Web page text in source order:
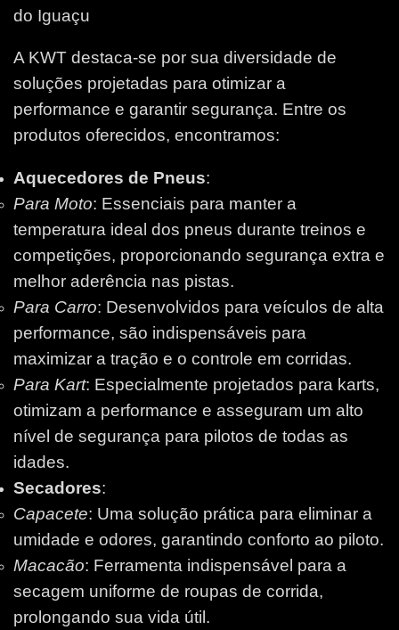
do Iguaçu
A KWT destaca-se por sua diversidade de
soluções projetadas para otimizar a
performance e garantir segurança. Entre os
produtos oferecidos, encontramos:
Aquecedores de Pneus:
Para Moto: Essenciais para manter a
temperatura ideal dos pneus durante treinos e
competições, proporcionando segurança extra e
melhor aderência nas pistas.
Para Carro: Desenvolvidos para veículos de alta
performance, são indispensáveis para
maximizar a tração e o controle em corridas.
Para Kart: Especialmente projetados para karts,
otimizam a performance e asseguram um alto
nível de segurança para pilotos de todas as
idades.
Secadores:
Capacete: Uma solução prática para eliminar a
umidade e odores, garantindo conforto ao piloto.
Macacão: Ferramenta indispensável para a
secagem uniforme de roupas de corrida,
prolongando sua vida útil.